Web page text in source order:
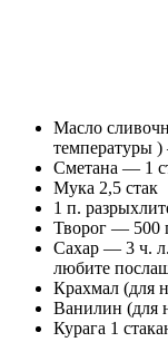
Масло
температуры
Сметана — 1
Мука 2,5 стак
1 п.
Творог — 500
Сахар — 3 ч. л.
любите
Крахмал (для
Ванилин (для
Курага 1